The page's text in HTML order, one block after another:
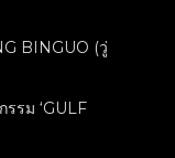
BINGUO (วู่
รม ‘GULF